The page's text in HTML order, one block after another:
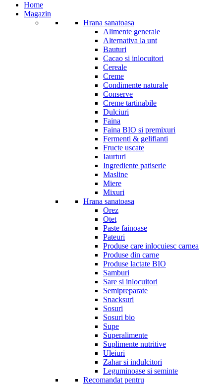
Home
Magazin
Hrana sanatoasa
Alimente generale
Alternativa la unt
Bauturi
Cacao si inlocuitori
Cereale
Creme
Condimente naturale
Conserve
Creme tartinabile
Dulciuri
Faina
Faina BIO si premixuri
Fermenti & gelifianti
Fructe uscate
Iaurturi
Ingrediente patiserie
Masline
Miere
Mixuri
Hrana sanatoasa
Orez
Otet
Paste fainoase
Pateuri
Produse care inlocuiesc carnea
Produse din carne
Produse lactate BIO
Samburi
Sare si inlocuitori
Semipreparate
Snacksuri
Sosuri
Sosuri bio
Supe
Superalimente
Suplimente nutritive
Uleiuri
Zahar si indulcitori
Leguminoase si seminte
Recomandat pentru